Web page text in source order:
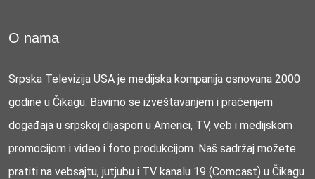
O nama
Srpska Televizija USA je medijska kompanija osnovana 2000
godine u Čikagu. Bavimo se izveštavanjem i praćenjem
događaja u srpskoj dijaspori u Americi, TV, veb i medijskom
promocijom i video i foto produkcijom. Naš sadržaj možete
pratiti na vebsajtu, jutjubu i TV kanalu 19 (Comcast) u Čikagu